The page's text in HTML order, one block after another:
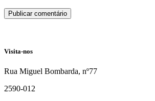
Visita-nos
Rua Miguel Bombarda, nº77
2590-012